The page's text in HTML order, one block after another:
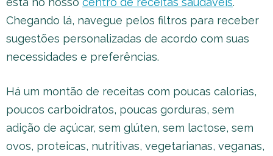
Chegando lá, navegue pelos filtros para receber
sugestões personalizadas de acordo com suas
necessidades e preferências.
Há um montão de receitas com poucas calorias,
poucos carboidratos, poucas gorduras, sem
adição de açúcar, sem glúten, sem lactose, sem
ovos, proteicas, nutritivas, vegetarianas, veganas,